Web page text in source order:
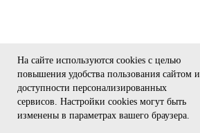
На сайте используются cookies с целью
повышения удобства пользования сайтом и
доступности персонализированных
сервисов. Настройки cookies могут быть
изменены в параметрах вашего браузера.